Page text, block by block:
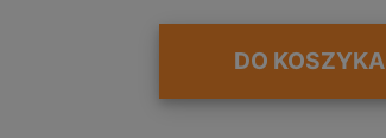
DO KOSZYKA